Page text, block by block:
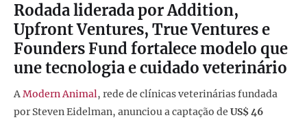
Rodada liderada por Addition,
Upfront Ventures, True Ventures e
Founders Fund fortalece modelo que
une tecnologia e cuidado veterinário
AModern Animal, rede de clínicas veterinárias fundada
por Steven Eidelman, anunciou a captação de US$ 46